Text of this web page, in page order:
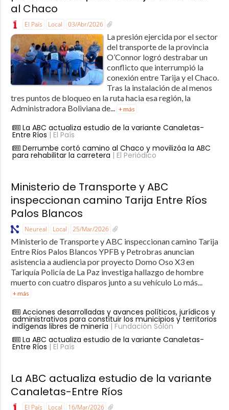
al Chaco
El País Local 03/Abr/2026
La presión ejercida por el sector
del transporte de la provincia
O’Connor logró destrabar un
conflicto que interrumpió la
conexión entre Tarija y el Chaco.
Tras la instalación de al menos
tres puntos de bloqueo en la ruta hacia esa región, la
Administradora Boliviana de... + más
La ABC actualiza estudio de la variante Canaletas-
Entre Ríos | El País
Derrumbe cortó camino al Chaco y movilizóa la ABC
para rehabilitar la carretera | El Periódico
Ministerio de Transporte y ABC
inspeccionan camino Tarija Entre Ríos
Palos Blancos
Neureal Local 25/Mar/2026
Ministerio de Transporte y ABC inspeccionan camino Tarija
Entre Ríos Palos Blancos YPFB y Petrobras anuncian
asistencia a audiencia por proyecto Domo Oso X3 en
Tariquía Policía de La Paz investiga hallazgo de hombre
muerto con cuatro disparos junto a su vehículo Lo más...
+ más
Acciones desarrolladas y avances políticos, jurídicos y
administrativos para constituir los municipios y territorios
indígenas libres de minería | Fundación Solón
La ABC actualiza estudio de la variante Canaletas-
Entre Ríos | El País
La ABC actualiza estudio de la variante
Canaletas-Entre Ríos
El País Local 16/Mar/2026